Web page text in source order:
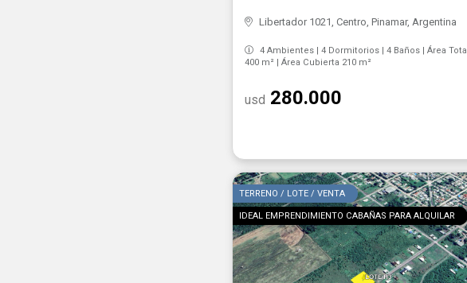
Libertador 1021, Centro, Pinamar, Argentina
4 Ambientes | 4 Dormitorios | 4 Baños | Área Total
400 m² | Área Cubierta 210 m²
usd 280.000
TERRENO / LOTE / VENTA
IDEAL EMPRENDIMIENTO CABAÑAS PARA ALQUILAR